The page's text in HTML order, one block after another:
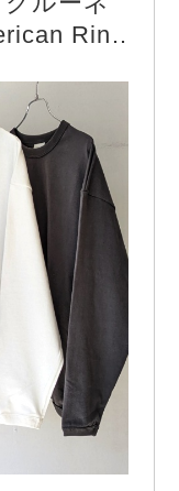
Jacket – C/
新バージョ
Ring